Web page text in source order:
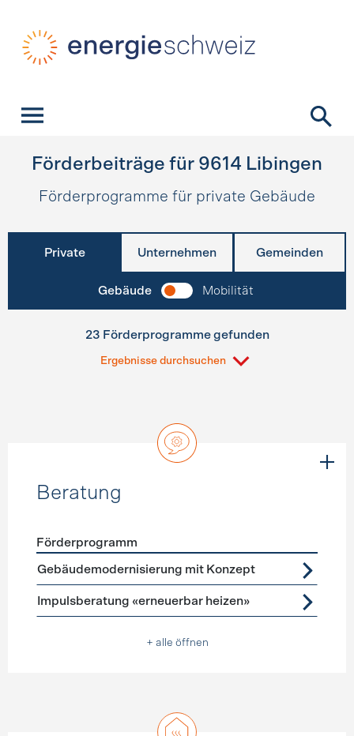
Förderbeiträge für 9614 Libingen
Förderprogramme für private Gebäude
Private Unternehmen Gemeinden
Gebäude Mobilität
23 Förderprogramme gefunden
Ergebnisse durchsuchen
Beratung
Förderprogramme Beratung
Förderprogramm
Gebäudemodernisierung mit Konzept
Impulsberatung «erneuerbar heizen»
+ alle öffnen